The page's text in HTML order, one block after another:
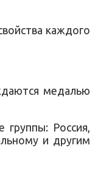
каждого
медалью
Россия,
и другим